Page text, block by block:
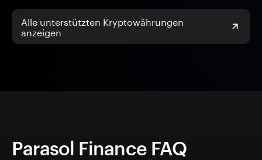
Alle unterstützten Kryptowährungen
anzeigen
Parasol Finance FAQ